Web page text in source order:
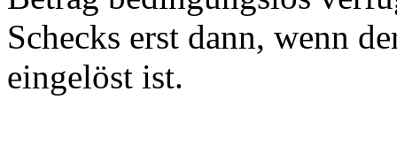
Schecks erst dann, wenn
eingelöst ist.